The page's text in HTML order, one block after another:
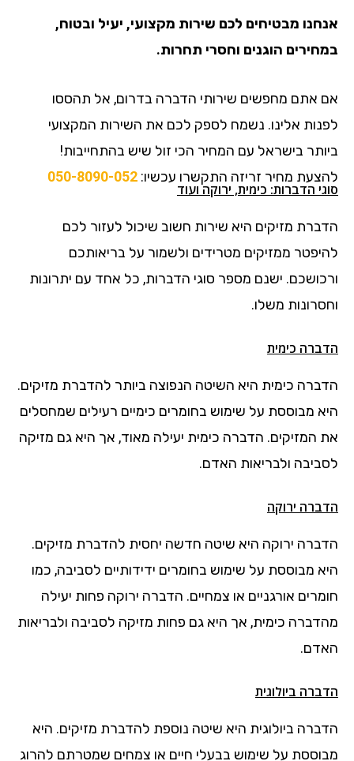
אנחנו מבטיחים לכם שירות מקצועי, יעיל ובטוח,
במחירים הוגנים וחסרי תחרות.
אם אתם מחפשים שירותי הדברה בדרום, אל תהססו
לפנות אלינו. נשמח לספק לכם את השירות המקצועי
ביותר בישראל עם המחיר הכי זול שיש בהתחייבות!
להצעת מחיר זריזה התקשרו עכשיו: 050-8090-052
סוגי הדברות: כימית, ירוקה ועוד
הדברת מזיקים היא שירות חשוב שיכול לעזור לכם
להיפטר ממזיקים מטרידים ולשמור על בריאותכם
ורכושכם. ישנם מספר סוגי הדברות, כל אחד עם יתרונות
וחסרונות משלו.
הדברה כימית
הדברה כימית היא השיטה הנפוצה ביותר להדברת מזיקים.
היא מבוססת על שימוש בחומרים כימיים רעילים שמחסלים
את המזיקים. הדברה כימית יעילה מאוד, אך היא גם מזיקה
לסביבה ולבריאות האדם.
הדברה ירוקה
הדברה ירוקה היא שיטה חדשה יחסית להדברת מזיקים.
היא מבוססת על שימוש בחומרים ידידותיים לסביבה, כמו
חומרים אורגניים או צמחיים. הדברה ירוקה פחות יעילה
מהדברה כימית, אך היא גם פחות מזיקה לסביבה ולבריאות
האדם.
הדברה ביולוגית
הדברה ביולוגית היא שיטה נוספת להדברת מזיקים. היא
מבוססת על שימוש בבעלי חיים או צמחים שמטרתם להרוג